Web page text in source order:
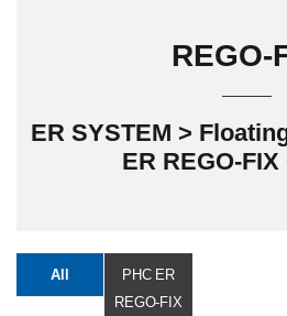
REGO-
ER SYSTEM >
ER REGO-
All
PHC ER
REGO-FIX